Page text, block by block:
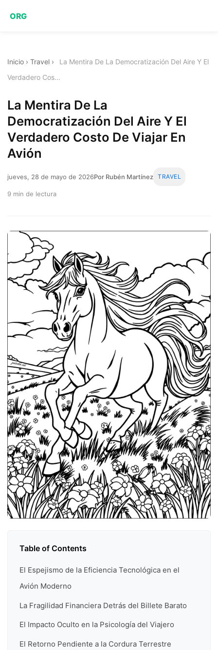
ORG
Inicio › Travel ›
La Mentira De La Democratización Del Aire Y El
Verdadero Cos...
La Mentira De La
Democratización Del Aire Y El
Verdadero Costo De Viajar En
Avión
jueves, 28 de mayo de 2026Por Rubén Martínez TRAVEL
9 min de lectura
Table of Contents
El Espejismo de la Eficiencia Tecnológica en el
Avión Moderno
La Fragilidad Financiera Detrás del Billete Barato
El Impacto Oculto en la Psicología del Viajero
El Retorno Pendiente a la Cordura Terrestre